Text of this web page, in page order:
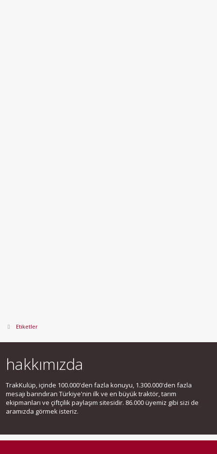
Etiketler
hakkımızda
TrakKulüp, içinde 100.000'den fazla konuyu, 1.300.000'den fazla
mesajı barındıran Türkiye'nin ilk ve en büyük traktör, tarım
ekipmanları ve çiftçilik paylaşım sitesidir. 86.000 üyemiz gibi sizi de
aramızda görmek isteriz.